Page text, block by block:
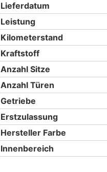
Lieferdatum
Leistung
Kilometerstand
Kraftstoff
Anzahl Sitze
Anzahl Türen
Getriebe
Erstzulassung
Hersteller Farbe
Innenbereich